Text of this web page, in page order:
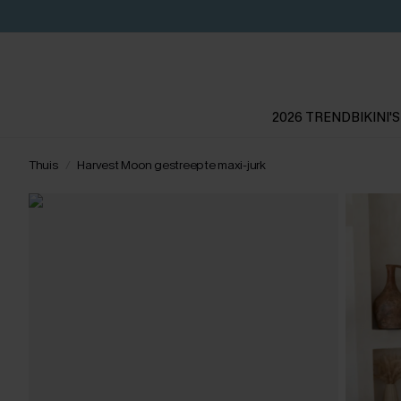
2026 TRENDBIKINI'S
Thuis Harvest Moon gestreepte maxi-jurk